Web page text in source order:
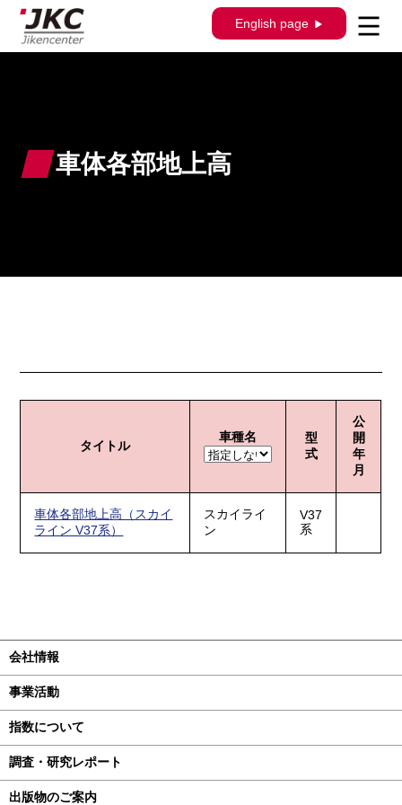
English page
車体各部地上高
タイトル
車種名
型
式
公
開
年
月
車体各部地上高（スカイ
ライン V37系）
スカイライ
ン
V37
系
会社情報
事業活動
指数について
調査・研究レポート
出版物のご案内